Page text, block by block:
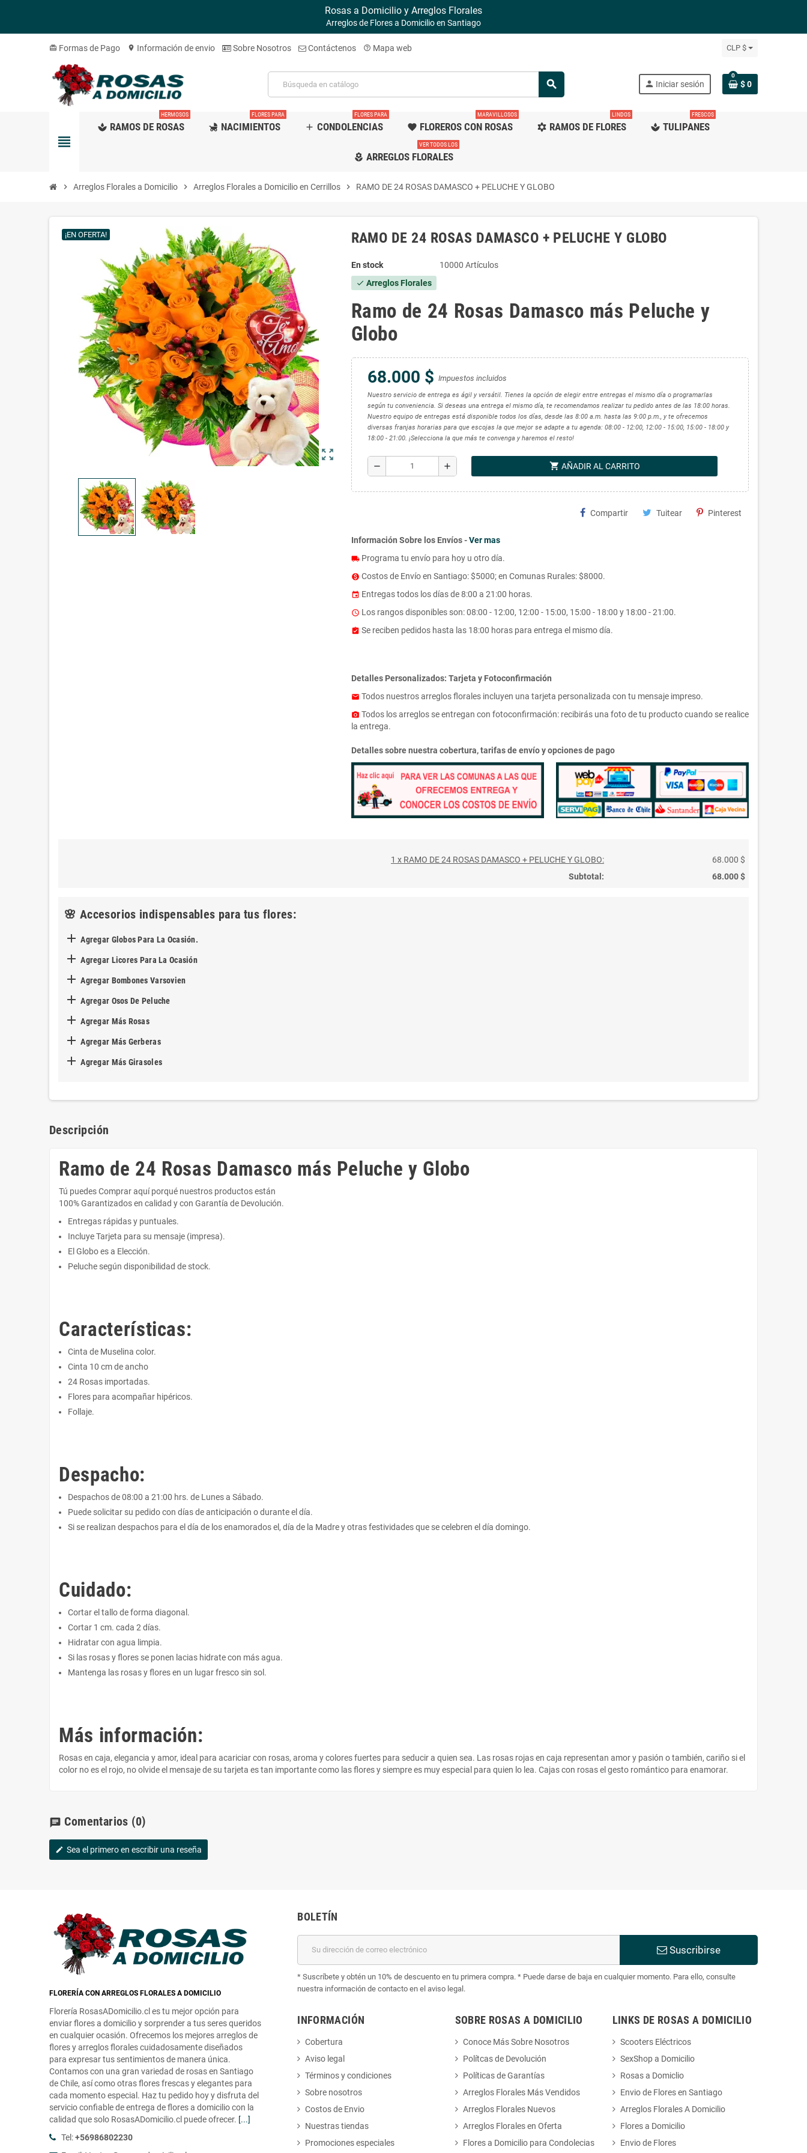
Rosas a Domicilio y Arreglos Florales
Arreglos de Flores a Domicilio en Santiago
card_giftcard Formas de Pago location_on Información de envio Sobre Nosotros Contáctenos help_outline Mapa web CLP $
search person Iniciar sesión
0
$ 0
view_headline
spa RAMOS DE ROSAS
HERMOSOS
child_friendly NACIMIENTOS
FLORES PARA
add CONDOLENCIAS
FLORES PARA
favorite FLOREROS CON ROSAS
MARAVILLOSOS
filter_vintage RAMOS DE FLORES
LINDOS
spa TULIPANES
FRESCOS
local_florist ARREGLOS FLORALES
VER TODOS LOS
chevron_right Arreglos Florales a Domicilio chevron_right Arreglos Florales a Domicilio en Cerrillos chevron_right RAMO DE 24 ROSAS DAMASCO + PELUCHE Y GLOBO
zoom_out_map
¡EN OFERTA! RAMO DE 24 ROSAS DAMASCO + PELUCHE Y GLOBO
En stock 10000 Artículos
check Arreglos Florales
Ramo de 24 Rosas Damasco más Peluche y
Globo
68.000 $ Impuestos incluidos
Nuestro servicio de entrega es ágil y versátil. Tienes la opción de elegir entre entregas el mismo día o programarlas
según tu conveniencia. Si deseas una entrega el mismo día, te recomendamos realizar tu pedido antes de las 18:00 horas.
Nuestro equipo de entregas está disponible todos los días, desde las 8:00 a.m. hasta las 9:00 p.m., y te ofrecemos
diversas franjas horarias para que escojas la que mejor se adapte a tu agenda: 08:00 - 12:00, 12:00 - 15:00, 15:00 - 18:00 y
18:00 - 21:00. ¡Selecciona la que más te convenga y haremos el resto!
remove add shopping_cart AÑADIR AL CARRITO
Compartir Tuitear Pinterest
Información Sobre los Envíos -Ver mas
local_shippingPrograma tu envío para hoy u otro día.
monetization_on Costos de Envío en Santiago: $5000; en Comunas Rurales: $8000.
event Entregas todos los días de 8:00 a 21:00 horas.
access_time Los rangos disponibles son: 08:00 - 12:00, 12:00 - 15:00, 15:00 - 18:00 y 18:00 - 21:00.
assignment_turned_in Se reciben pedidos hasta las 18:00 horas para entrega el mismo día.
Detalles Personalizados: Tarjeta y Fotoconfirmación
email Todos nuestros arreglos florales incluyen una tarjeta personalizada con tu mensaje impreso.
photo_camera Todos los arreglos se entregan con fotoconfirmación: recibirás una foto de tu producto cuando se realice
la entrega.
Detalles sobre nuestra cobertura, tarifas de envío y opciones de pago
1 x RAMO DE 24 ROSAS DAMASCO + PELUCHE Y GLOBO:
68.000 $
Subtotal:
68.000 $
🌸 Accesorios indispensables para tus flores:
 Agregar Globos Para La Ocasión.
 Agregar Licores Para La Ocasión
 Agregar Bombones Varsovien
 Agregar Osos De Peluche
 Agregar Más Rosas
 Agregar Más Gerberas
 Agregar Más Girasoles
Descripción
Ramo de 24 Rosas Damasco más Peluche y Globo
Tú puedes Comprar aquí porqué nuestros productos están
100% Garantizados en calidad y con Garantía de Devolución.
Entregas rápidas y puntuales.
Incluye Tarjeta para su mensaje (impresa).
El Globo es a Elección.
Peluche según disponibilidad de stock.
Características:
Cinta de Muselina color.
Cinta 10 cm de ancho
24 Rosas importadas.
Flores para acompañar hipéricos.
Follaje.
Despacho:
Despachos de 08:00 a 21:00 hrs. de Lunes a Sábado.
Puede solicitar su pedido con días de anticipación o durante el día.
Si se realizan despachos para el día de los enamorados el, día de la Madre y otras festividades que se celebren el día domingo.
Cuidado:
Cortar el tallo de forma diagonal.
Cortar 1 cm. cada 2 días.
Hidratar con agua limpia.
Si las rosas y flores se ponen lacias hidrate con más agua.
Mantenga las rosas y flores en un lugar fresco sin sol.
Más información:
Rosas en caja, elegancia y amor, ideal para acariciar con rosas, aroma y colores fuertes para seducir a quien sea. Las rosas rojas en caja representan amor y pasión o también, cariño si el
color no es el rojo, no olvide el mensaje de su tarjeta es tan importante como las flores y siempre es muy especial para quien lo lea. Cajas con rosas el gesto romántico para enamorar.
chat Comentarios (0)
edit Sea el primero en escribir una reseña
FLORERÍA CON ARREGLOS FLORALES A DOMICILIO
Florería RosasADomicilio.cl es tu mejor opción para
enviar flores a domicilio y sorprender a tus seres queridos
en cualquier ocasión. Ofrecemos los mejores arreglos de
flores y arreglos florales cuidadosamente diseñados
para expresar tus sentimientos de manera única.
Contamos con una gran variedad de rosas en Santiago
de Chile, así como otras flores frescas y elegantes para
cada momento especial. Haz tu pedido hoy y disfruta del
servicio confiable de entrega de flores a domicilio con la
calidad que solo RosasADomicilio.cl puede ofrecer. [...]
Tel:+56986802230
BOLETÍN
Suscribirse
* Suscríbete y obtén un 10% de descuento en tu primera compra. * Puede darse de baja en cualquier momento. Para ello, consulte
nuestra información de contacto en el aviso legal.
INFORMACIÓN
Cobertura
Aviso legal
Términos y condiciones
Sobre nosotros
Costos de Envio
Nuestras tiendas
Promociones especiales
SOBRE ROSAS A DOMICILIO
Conoce Más Sobre Nosotros
Polítcas de Devolución
Políticas de Garantías
Arreglos Florales Más Vendidos
Arreglos Florales Nuevos
Arreglos Florales en Oferta
Flores a Domicilio para Condolecias
LINKS DE ROSAS A DOMICILIO
Scooters Eléctricos
SexShop a Domicilio
Rosas a Domiclio
Envio de Flores en Santiago
Arreglos Florales A Domicilio
Flores a Domicilio
Envio de Flores